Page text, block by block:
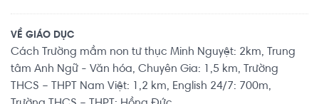
VỀ GIÁO DỤC
Cách Trường mầm non tư thục Minh Nguyệt: 2km, Trung
tâm Anh Ngữ - Văn hóa, Chuyên Gia: 1,5 km, Trường
THCS – THPT Nam Việt: 1,2 km, English 24/7: 700m,